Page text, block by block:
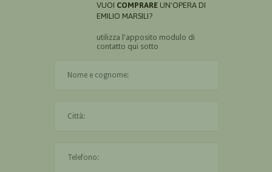
VUOI COMPRARE UN'OPERA DI
EMILIO MARSILI?
utilizza l'apposito modulo di
contatto qui sotto